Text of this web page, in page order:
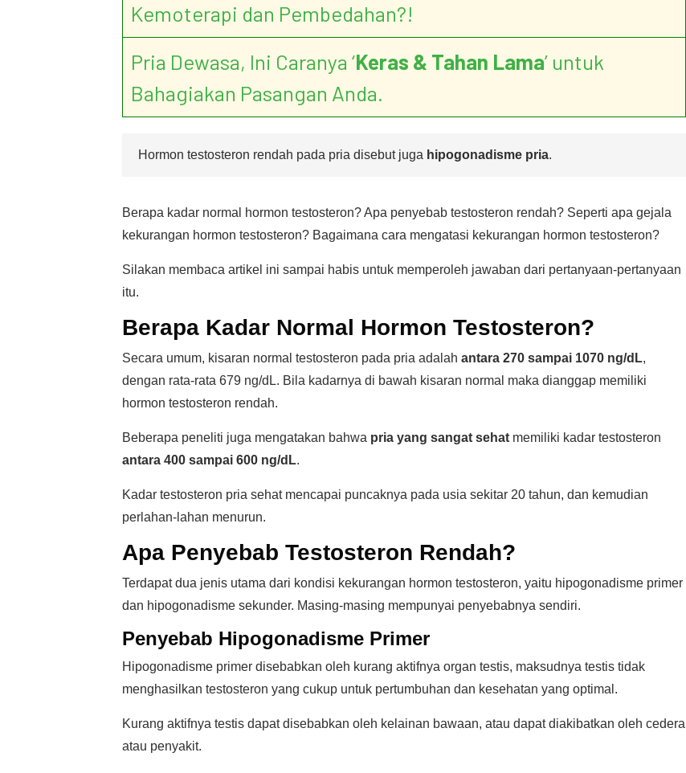
Kemoterapi dan Pembedahan?!
Pria Dewasa, Ini Caranya ‘Keras & Tahan Lama’ untuk
Bahagiakan Pasangan Anda.
Hormon testosteron rendah pada pria disebut juga hipogonadisme pria.
Berapa kadar normal hormon testosteron? Apa penyebab testosteron rendah? Seperti apa gejala
kekurangan hormon testosteron? Bagaimana cara mengatasi kekurangan hormon testosteron?
Silakan membaca artikel ini sampai habis untuk memperoleh jawaban dari pertanyaan-pertanyaan
itu.
Berapa Kadar Normal Hormon Testosteron?
Secara umum, kisaran normal testosteron pada pria adalah antara 270 sampai 1070 ng/dL,
dengan rata-rata 679 ng/dL. Bila kadarnya di bawah kisaran normal maka dianggap memiliki
hormon testosteron rendah.
Beberapa peneliti juga mengatakan bahwa pria yang sangat sehat memiliki kadar testosteron
antara 400 sampai 600 ng/dL.
Kadar testosteron pria sehat mencapai puncaknya pada usia sekitar 20 tahun, dan kemudian
perlahan-lahan menurun.
Apa Penyebab Testosteron Rendah?
Terdapat dua jenis utama dari kondisi kekurangan hormon testosteron, yaitu hipogonadisme primer
dan hipogonadisme sekunder. Masing-masing mempunyai penyebabnya sendiri.
Penyebab Hipogonadisme Primer
Hipogonadisme primer disebabkan oleh kurang aktifnya organ testis, maksudnya testis tidak
menghasilkan testosteron yang cukup untuk pertumbuhan dan kesehatan yang optimal.
Kurang aktifnya testis dapat disebabkan oleh kelainan bawaan, atau dapat diakibatkan oleh cedera
atau penyakit.